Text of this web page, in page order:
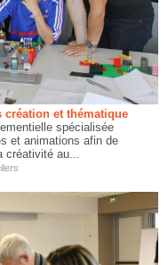
et thématique
spécialisée
et animations afin de
au...